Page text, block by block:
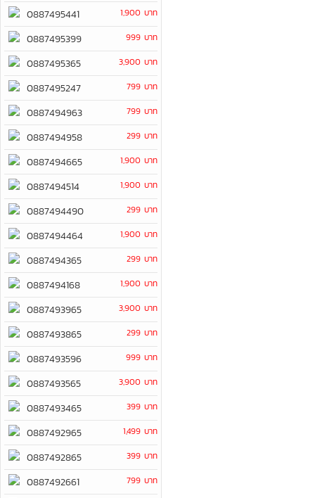
0887495441 1,900 บาท
0887495399 999 บาท
0887495365 3,900 บาท
0887495247 799 บาท
0887494963 799 บาท
0887494958 299 บาท
0887494665 1,900 บาท
0887494514 1,900 บาท
0887494490 299 บาท
0887494464 1,900 บาท
0887494365 299 บาท
0887494168 1,900 บาท
0887493965 3,900 บาท
0887493865 299 บาท
0887493596 999 บาท
0887493565 3,900 บาท
0887493465 399 บาท
0887492965 1,499 บาท
0887492865 399 บาท
0887492661 799 บาท